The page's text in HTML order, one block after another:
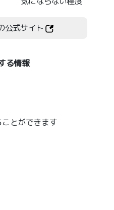
公式サイト
る情報
とができます